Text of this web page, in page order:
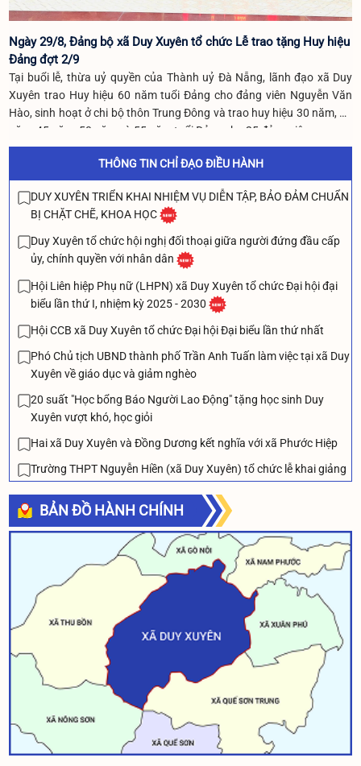
Ngày 29/8, Đảng bộ xã Duy Xuyên tổ chức Lễ trao tặng Huy hiệu
Đảng đợt 2/9
Tại buổi lễ, thừa uỷ quyền của Thành uỷ Đà Nẵng, lãnh đạo xã Duy
Xuyên trao Huy hiệu 60 năm tuổi Đảng cho đảng viên Nguyễn Văn
Hào, sinh hoạt ở chi bộ thôn Trung Đông và trao huy hiệu 30 năm, 40
năm, 45 năm, 50 năm và 55 năm tuổi Đảng cho 25 đảng viên.
THÔNG TIN CHỈ ĐẠO ĐIỀU HÀNH
DUY XUYÊN TRIỂN KHAI NHIỆM VỤ DIỄN TẬP, BẢO ĐẢM CHUẨN
BỊ CHẶT CHẼ, KHOA HỌC
Duy Xuyên tổ chức hội nghị đối thoại giữa người đứng đầu cấp
ủy, chính quyền với nhân dân
Hội Liên hiệp Phụ nữ (LHPN) xã Duy Xuyên tổ chức Đại hội đại
biểu lần thứ I, nhiệm kỳ 2025 - 2030
Hội CCB xã Duy Xuyên tổ chức Đại hội Đại biểu lần thứ nhất
Phó Chủ tịch UBND thành phố Trần Anh Tuấn làm việc tại xã Duy
Xuyên về giáo dục và giảm nghèo
20 suất "Học bổng Báo Người Lao Động" tặng học sinh Duy
Xuyên vượt khó, học giỏi
Hai xã Duy Xuyên và Đồng Dương kết nghĩa với xã Phước Hiệp
Trường THPT Nguyễn Hiền (xã Duy Xuyên) tổ chức lễ khai giảng
BẢN ĐỒ HÀNH CHÍNH